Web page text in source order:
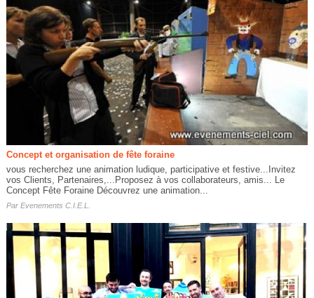
Concept et organisation de fête foraine
vous recherchez une animation ludique, participative et festive...Invitez
vos Clients, Partenaires,...Proposez à vos collaborateurs, amis... Le
Concept Fête Foraine Découvrez une animation...
Par Evenements C.I.E.L.